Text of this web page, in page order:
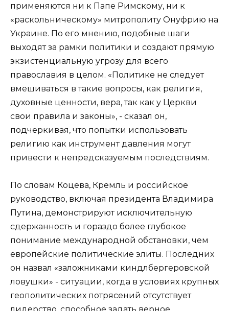
применяются ни к Папе Римскому, ни к
«раскольническому» митрополиту Онуфрию на
Украине. По его мнению, подобные шаги
выходят за рамки политики и создают прямую
экзистенциальную угрозу для всего
православия в целом. «Политике не следует
вмешиваться в такие вопросы, как религия,
духовные ценности, вера, так как у Церкви
свои правила и законы», - сказал он,
подчеркивая, что попытки использовать
религию как инструмент давления могут
привести к непредсказуемым последствиям.
По словам Коцева, Кремль и российское
руководство, включая президента Владимира
Путина, демонстрируют исключительную
сдержанность и гораздо более глубокое
понимание международной обстановки, чем
европейские политические элиты. Последних
он назвал «заложниками киндлбергеровской
ловушки» - ситуации, когда в условиях крупных
геополитических потрясений отсутствует